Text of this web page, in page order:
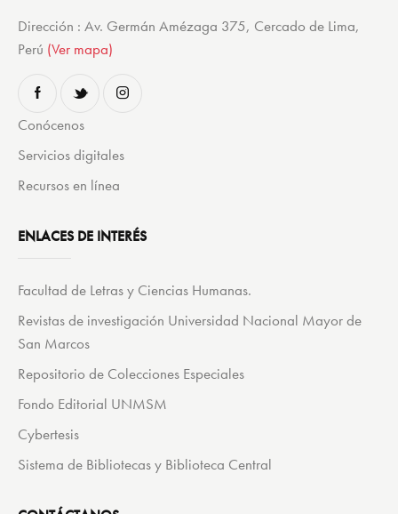
Dirección : Av. Germán Amézaga 375, Cercado de Lima,
Perú (Ver mapa)
Conócenos
Servicios digitales
Recursos en línea
ENLACES DE INTERÉS
Facultad de Letras y Ciencias Humanas.
Revistas de investigación Universidad Nacional Mayor de
San Marcos
Repositorio de Colecciones Especiales
Fondo Editorial UNMSM
Cybertesis
Sistema de Bibliotecas y Biblioteca Central